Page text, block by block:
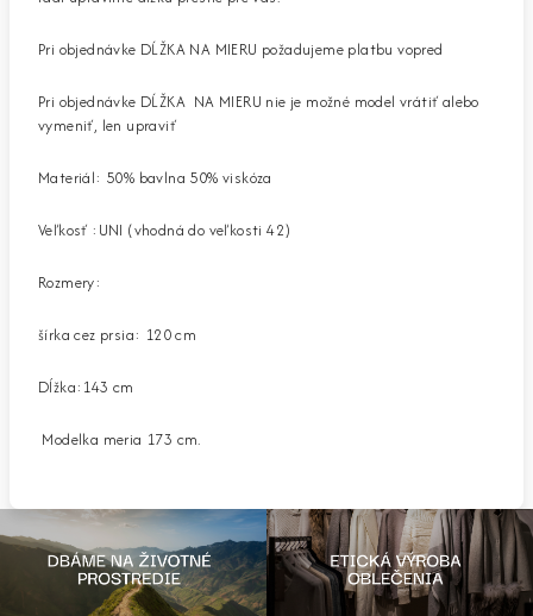
Pri objednávke DĹŽKA NA MIERU požadujeme platbu vopred
Pri objednávke DĹŽKA NA MIERU nie je možné model vrátiť alebo
vymeniť, len upraviť
Materiál: 50% bavlna 50% viskóza
Veľkosť :UNI (vhodná do veľkosti 42)
Rozmery:
šírka cez prsia: 120 cm
Dĺžka:143 cm
Modelka meria 173 cm.